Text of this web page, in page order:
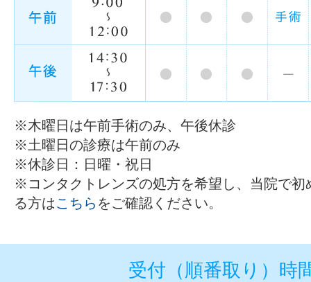
※木曜日は午前手術のみ、午後休診
※土曜日の診療は午前のみ
※休診日：日曜・祝日
※コンタクトレンズの処方を希望し、当院で初
る方はこちら をご確認ください。
受付（順番取り）時